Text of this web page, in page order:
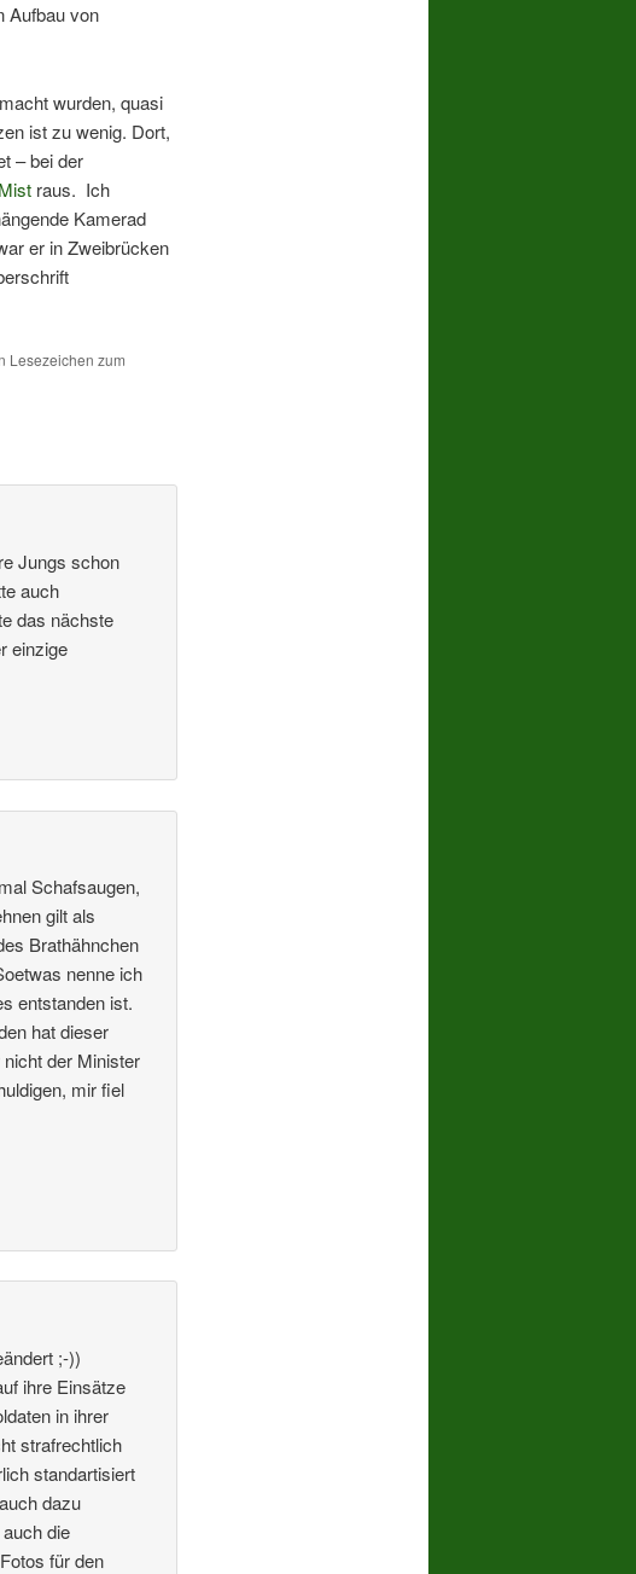
Aufbau von
wurden, quasi
ist zu wenig. Dort,
– bei der
raus. Ich
Kamerad
er in Zweibrücken
Lesezeichen zum
Jungs schon
auch
das nächste
einzige
Schafsaugen,
gilt als
Brathähnchen
nenne ich
entstanden ist.
hat dieser
der Minister
mir fiel
;-))
ihre Einsätze
in ihrer
strafrechtlich
standartisiert
dazu
die
für den